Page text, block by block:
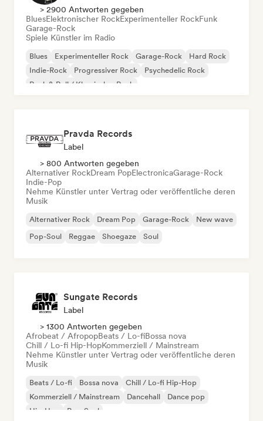
> 2900 Antworten gegeben
BluesElektronischer RockExperimenteller RockFunk
Garage-Rock
Spiele Künstler im Radio
Blues Experimenteller Rock Garage-Rock
Hard Rock
Indie-Rock
Progressiver Rock
Psychedelic Rock
Rock & Roll / Klassischer Rock
Pravda Records
Label
> 800 Antworten gegeben
Alternativer RockDream PopElectronicaGarage-Rock
Indie-Pop
Nehme Künstler unter Vertrag oder veröffentliche deren
Musik
Alternativer Rock Dream Pop Garage-Rock
New wave
Pop-Soul
Reggae Shoegaze Soul
Sungate Records
Label
> 1300 Antworten gegeben
Afrobeat / AfropopBeats / Lo-fiBossa nova
Chill / Lo-fi Hip-HopKommerziell / Mainstream
Nehme Künstler unter Vertrag oder veröffentliche deren
Musik
Beats / Lo-fi Bossa nova
Chill / Lo-fi Hip-Hop
Kommerziell / Mainstream
Dancehall
Dance pop
Hip-Hop
Pop-Soul